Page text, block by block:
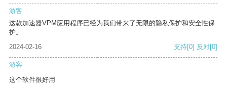
游客
这款加速器VPM应用程序已经为我们带来了无限的隐私保护和安全性保
护。
2024-02-16
支持[0] 反对[0]
游客
这个软件很好用